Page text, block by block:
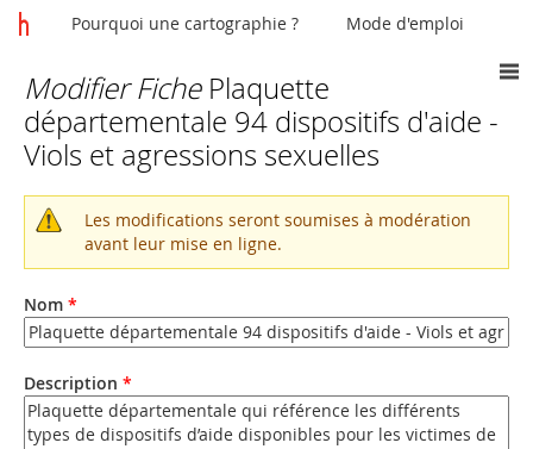
Vous
êtes
ici
Modifier FichePlaquette
départementale 94 dispositifs d'aide -
Viols et agressions sexuelles
Message
d'avertissement
Les modifications seront soumises à modération
avant leur mise en ligne.
Nom *
Description *
Pourquoi une cartographie ? Mode d'emploi